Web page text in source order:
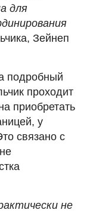
для
Зейнеп
подробный
проходит
приобретать
у
связано с
не